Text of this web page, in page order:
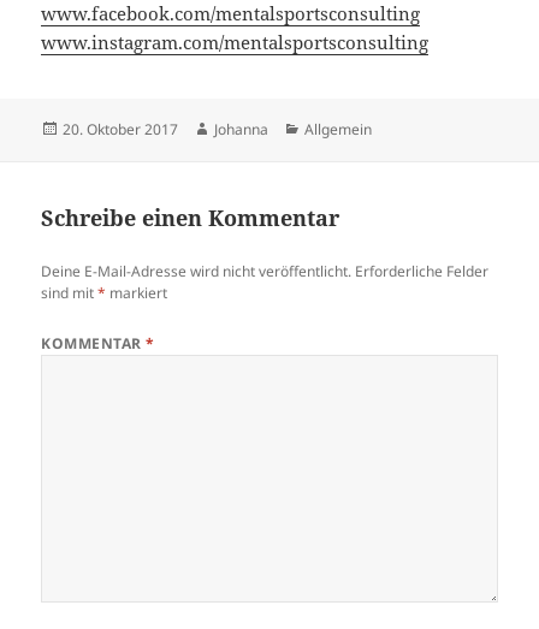
www.facebook.com/mentalsportsconsulting
www.instagram.com/mentalsportsconsulting
Veröffentlicht
20. Oktober 2017 Autor
Johanna Kategorien
Allgemein
Schreibe einen Kommentar
Deine E-Mail-Adresse wird nicht veröffentlicht. Erforderliche Felder
sind mit* markiert
KOMMENTAR*